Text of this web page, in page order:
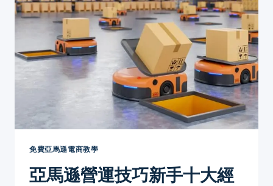
免費亞馬遜電商教學
亞馬遜營運技巧新手十大經